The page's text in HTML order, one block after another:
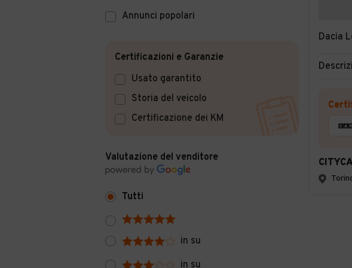
Annunci popolari
Certificazioni e Garanzie
Usato garantito
Storia del veicolo
Certificazione dei KM
Valutazione del venditore
Tutti
in su
in su
Dacia